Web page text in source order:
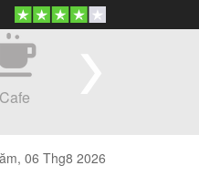
Cafe
06 Thg8 2026